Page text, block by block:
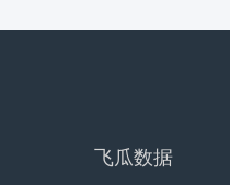
飞瓜数据